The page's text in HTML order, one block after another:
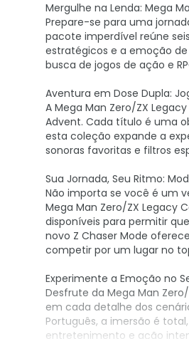
Mergulhe na Lenda: Mega
Prepare-se para uma
pacote imperdível reúne
estratégicos e a emoção
busca de jogos de ação e
Aventura em Dose Dupla:
A Mega Man Zero/ZX
Advent. Cada título é uma
esta coleção expande a
sonoras favoritas e filtros
Sua Jornada, Seu Ritmo:
Não importa se você é um
Mega Man Zero/ZX Legacy
disponíveis para permitir
novo Z Chaser Mode
competir por um lugar no
Experimente a Emoção no
Desfrute da Mega Man
em cada detalhe dos
Português, a imersão é
entretenimento e ação